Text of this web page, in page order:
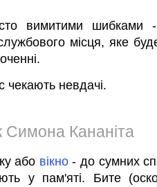
вимитими шибками -
місця, яке
чекають невдачі.
Симона Кананіта
або вікно- до сумних
у пам'яті. Бите